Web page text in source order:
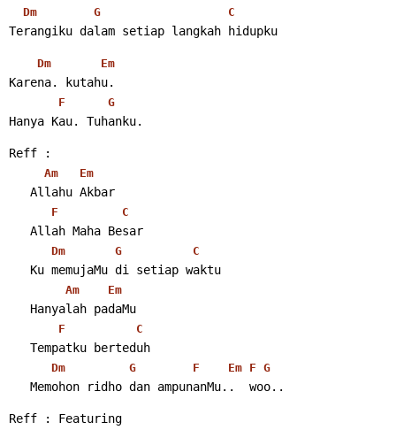
Dm G C
Terangiku dalam setiap langkah hidupku
Dm Em
Karena. kutahu.
F G
Hanya Kau. Tuhanku.
Reff :
Am Em
Allahu Akbar
F C
Allah Maha Besar
Dm G C
Ku memujaMu di setiap waktu
Am Em
Hanyalah padaMu
F C
Tempatku berteduh
Dm G F Em F G
Memohon ridho dan ampunanMu..  woo..
Reff : Featuring